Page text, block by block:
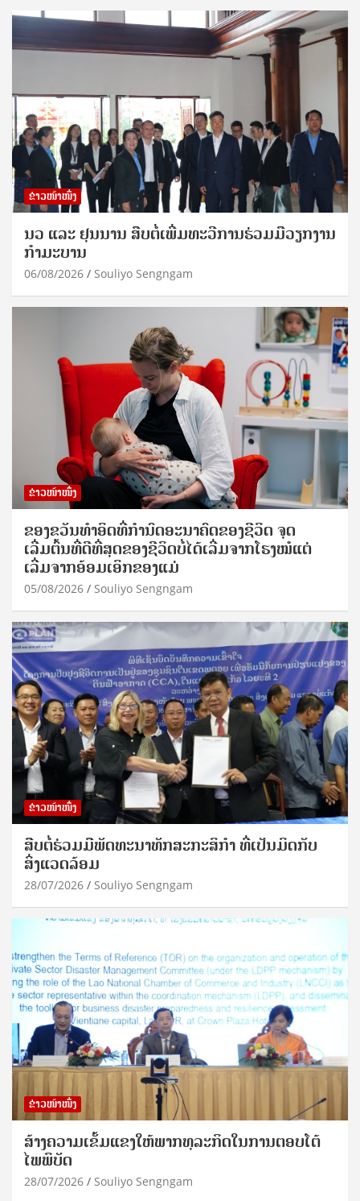
ຂ່າວໜ້າໜຶ່ງ
ນວ ແລະ ຢຸນນານ ສືບຕໍ່ເພີ່ມທະວີການຮ່ວມມືວຽກງານ
ກຳມະບານ
06/08/2026 Souliyo Sengngam
ຂ່າວໜ້າໜຶ່ງ
ຂອງຂວັນທໍາອິດທີ່ກໍານົດອະນາຄົດຂອງຊີວິດ ຈຸດ
ເລີ່ມຕົ້ນທີ່ດີທີ່ສຸດຂອງຊີວິດບໍ່ໄດ້ເລີ່ມຈາກໂຮງໝໍແຕ່
ເລີ່ມຈາກອ້ອມເອິກຂອງແມ່
05/08/2026 Souliyo Sengngam
ຂ່າວໜ້າໜຶ່ງ
ສືບຕໍ່ຮ່ວມມືພັດທະນາທັກສະກະສິກຳ ທີ່ເປັນມິດກັບ
ສິ່ງແວດລ້ອມ
28/07/2026 Souliyo Sengngam
ຂ່າວໜ້າໜຶ່ງ
ສ້າງຄວາມເຂັ້ມແຂງໃຫ້ພາກທຸລະກິດໃນການຕອບໂຕ້
ໄພພິບັດ
28/07/2026 Souliyo Sengngam